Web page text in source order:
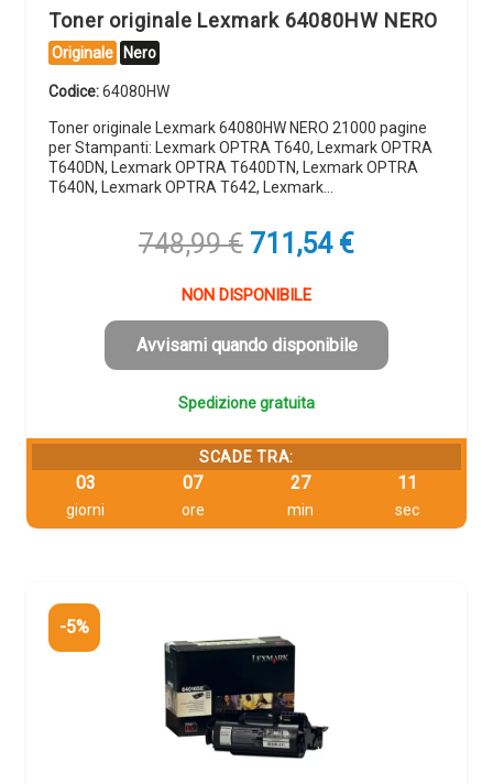
Toner originale Lexmark 64080HW NERO
Originale Nero
Codice:64080HW
Toner originale Lexmark 64080HW NERO 21000 pagine
per Stampanti: Lexmark OPTRA T640, Lexmark OPTRA
T640DN, Lexmark OPTRA T640DTN, Lexmark OPTRA
T640N, Lexmark OPTRA T642, Lexmark…
748,99€ Il
originale
era:
748,99 €.
711,54 €Il
è:
711,54 €.
NON DISPONIBILE
Avvisami quando disponibile
Spedizione gratuita
SCADE TRA:
03
giorni
07
ore
27
min
11
sec
-5%